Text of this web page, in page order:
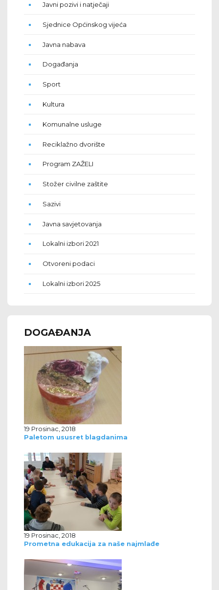
Javni pozivi i natječaji
Sjednice Općinskog vijeća
Javna nabava
Događanja
Sport
Kultura
Komunalne usluge
Reciklažno dvorište
Program ZAŽELI
Stožer civilne zaštite
Sazivi
Javna savjetovanja
Lokalni izbori 2021
Otvoreni podaci
Lokalni izbori 2025
DOGAĐANJA
19 Prosinac, 2018
Paletom ususret blagdanima
19 Prosinac, 2018
Prometna edukacija za naše najmlađe